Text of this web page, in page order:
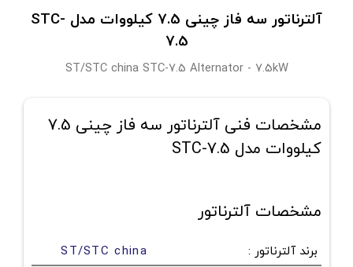
آلترناتور سه فاز چینی 7.5 کیلووات مدل STC-
7.5
ST/STC china STC-7.5 Alternator - 7.5kW
مشخصات فنی آلترناتور سه فاز چینی 7.5
کیلووات مدل STC-7.5
مشخصات آلترناتور
برند آلترناتور :
ST/STC china